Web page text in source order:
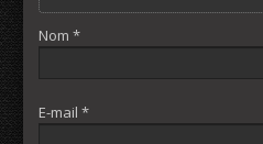
Nom *
E-mail *